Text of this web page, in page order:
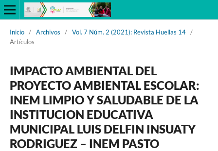
Inicio / Archivos / Vol. 7 Núm. 2 (2021): Revista Huellas 14 /
Artículos
IMPACTO AMBIENTAL DEL
PROYECTO AMBIENTAL ESCOLAR:
INEM LIMPIO Y SALUDABLE DE LA
INSTITUCION EDUCATIVA
MUNICIPAL LUIS DELFIN INSUATY
RODRIGUEZ – INEM PASTO